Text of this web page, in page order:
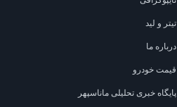
تیتر و لید
درباره ما
قیمت خودرو
پایگاه خبری تحلیلی ماناسپهر